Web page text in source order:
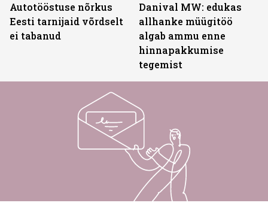
Autotööstuse nõrkus
Eesti tarnijaid võrdselt
ei tabanud
Danival MW: edukas
allhanke müügitöö
algab ammu enne
hinnapakkumise
tegemist